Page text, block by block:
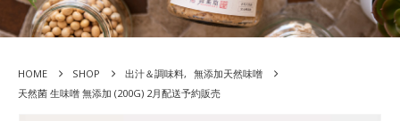
HOME SHOP 出汁＆調味料, 無添加天然味噌
天然菌 生味噌 無添加 (200G) 2月配送予約販売